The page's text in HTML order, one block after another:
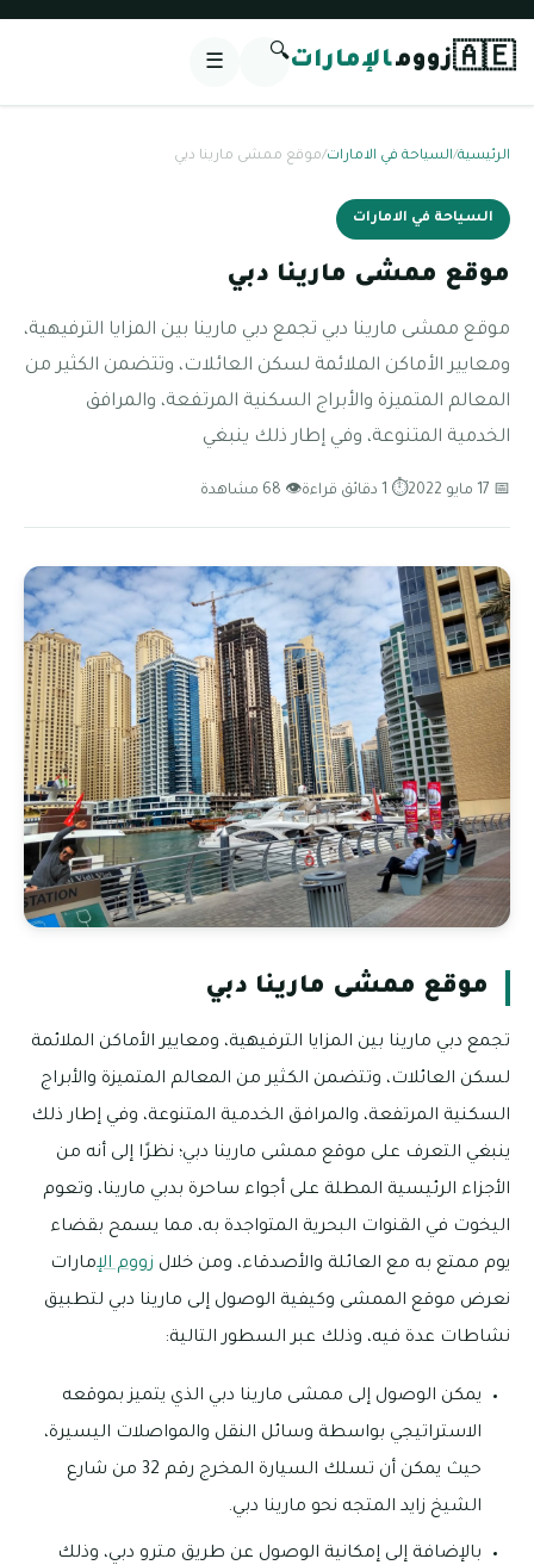
🇦🇪زوومالإمارات🔍
☰
الرئيسية/السياحة في الامارات/موقع ممشى مارينا دبي
السياحة في الامارات
موقع ممشى مارينا دبي
موقع ممشى مارينا دبي تجمع دبي مارينا بين المزايا الترفيهية،
ومعايير الأماكن الملائمة لسكن العائلات، وتتضمن الكثير من
المعالم المتميزة والأبراج السكنية المرتفعة، والمرافق
الخدمية المتنوعة، وفي إطار ذلك ينبغي
📅 17 مايو 2022 ⏱ 1 دقائق قراءة 👁 68 مشاهدة
موقع ممشى مارينا دبي
تجمع دبي مارينا بين المزايا الترفيهية، ومعايير الأماكن الملائمة
لسكن العائلات، وتتضمن الكثير من المعالم المتميزة والأبراج
السكنية المرتفعة، والمرافق الخدمية المتنوعة، وفي إطار ذلك
ينبغي التعرف على موقع ممشى مارينا دبي؛ نظرًا إلى أنه من
الأجزاء الرئيسية المطلة على أجواء ساحرة بدبي مارينا، وتعوم
اليخوت في القنوات البحرية المتواجدة به، مما يسمح بقضاء
يوم ممتع به مع العائلة والأصدقاء، ومن خلال زووم الإمارات
نعرض موقع الممشى وكيفية الوصول إلى مارينا دبي لتطبيق
نشاطات عدة فيه، وذلك عبر السطور التالية:
يمكن الوصول إلى ممشى مارينا دبي الذي يتميز بموقعه
الاستراتيجي بواسطة وسائل النقل والمواصلات اليسيرة،
حيث يمكن أن تسلك السيارة المخرج رقم 32 من شارع
الشيخ زايد المتجه نحو مارينا دبي.
بالإضافة إلى إمكانية الوصول عن طريق مترو دبي، وذلك